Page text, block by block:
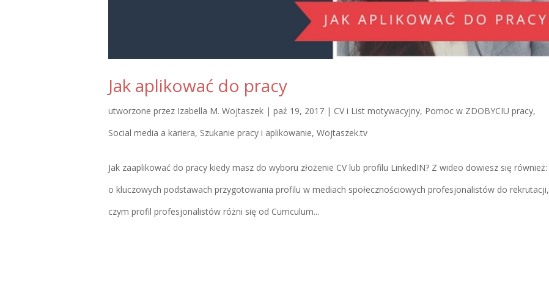
Jak aplikować do pracy
utworzone przez Izabella M. Wojtaszek| paź 19, 2017| CV i List motywacyjny, Pomoc w ZDOBYCIU pracy,
Social media a kariera, Szukanie pracy i aplikowanie, Wojtaszek.tv
Jak zaaplikować do pracy kiedy masz do wyboru złożenie CV lub profilu LinkedIN? Z wideo dowiesz się również:
o kluczowych podstawach przygotowania profilu w mediach społecznościowych profesjonalistów do rekrutacji,
czym profil profesjonalistów różni się od Curriculum...